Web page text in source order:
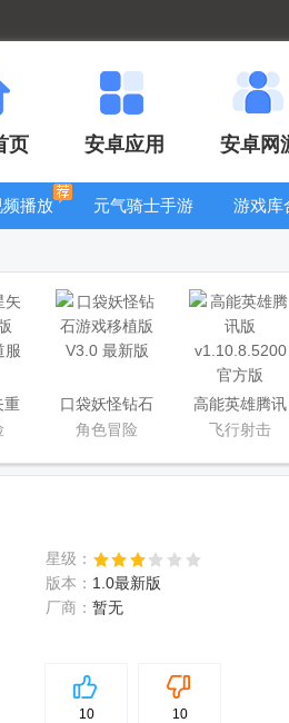
页 安卓应用 安卓网
播放
元气骑士手游
游戏库
重
口袋妖怪钻石
游戏移植版
角色冒险
高能英雄腾讯
版
飞行射击
星级：
版本： 1.0最新版
厂商： 暂无
5
10 10